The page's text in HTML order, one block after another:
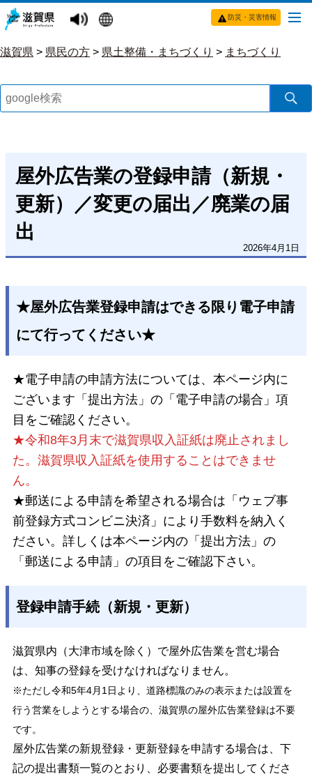
防災・災害情報
滋賀県 > 県民の方 > 県土整備・まちづくり > まちづくり
屋外広告業の登録申請（新規・
更新）／変更の届出／廃業の届
出
2026年4月1日
★屋外広告業登録申請はできる限り電子申請
にて行ってください★
★電子申請の申請方法については、本ページ内に
ございます「提出方法」の「電子申請の場合」項
目をご確認ください。
★令和8年3月末で滋賀県収入証紙は廃止されまし
た。滋賀県収入証紙を使用することはできませ
ん。
★郵送による申請を希望される場合は「ウェブ事
前登録方式コンビニ決済」により手数料を納入く
ださい。詳しくは本ページ内の「提出方法」の
「郵送による申請」の項目をご確認下さい。
登録申請手続（新規・更新）
滋賀県内（大津市域を除く）で屋外広告業を営む場合
は、知事の登録を受けなければなりません。
※ただし令和5年4月1日より、道路標識のみの表示または設置を
行う営業をしようとする場合の、滋賀県の屋外広告業登録は不要
です。
屋外広告業の新規登録・更新登録を申請する場合は、下
記の提出書類一覧のとおり、必要書類を提出してくださ